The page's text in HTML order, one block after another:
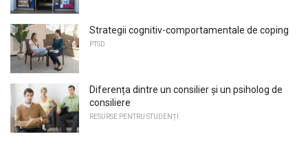
Strategii cognitiv-comportamentale de coping
PTSD
Diferența dintre un consilier și un psiholog de
consiliere
RESURSE PENTRU STUDENȚI